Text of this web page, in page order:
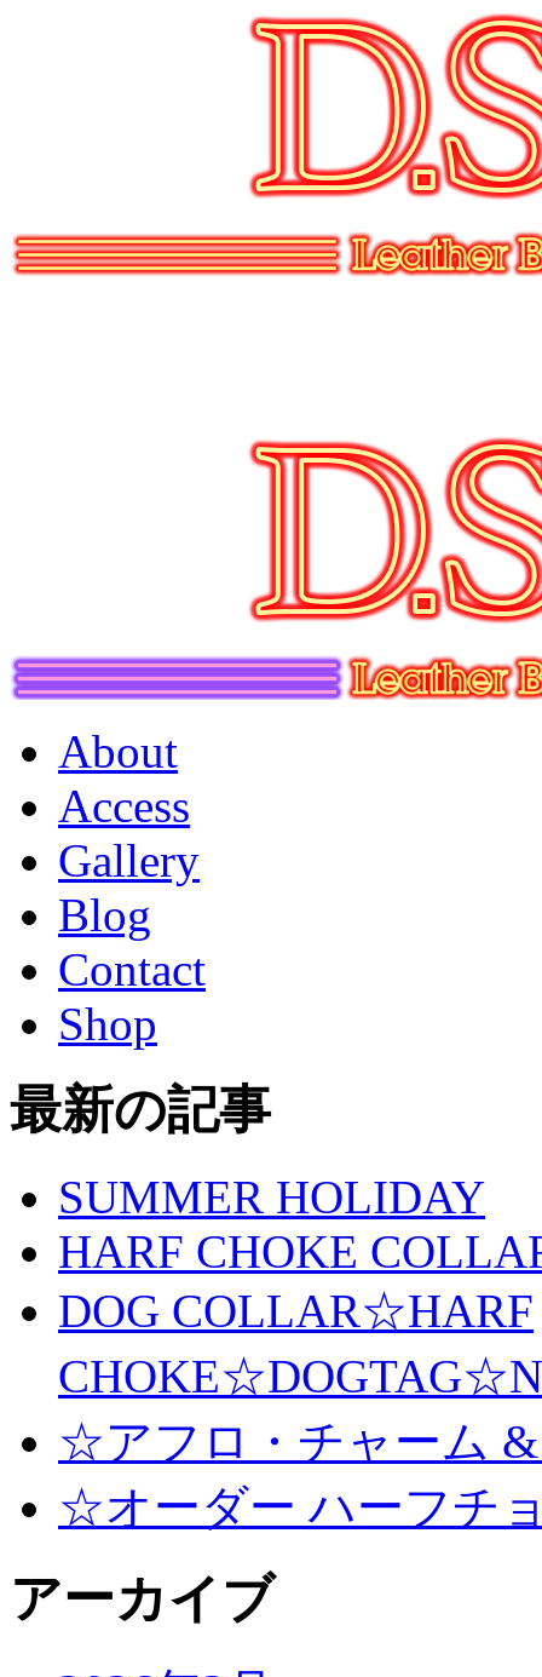
About
Access
Gallery
Blog
Contact
Shop
最新の記事
SUMMER HOLIDAY
HARF CHOKE
DOG COLLAR☆HARF
☆アフロ・チャーム
☆オーダー ハーフチ
アーカイブ